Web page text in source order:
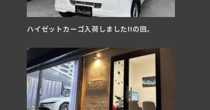
ハイゼットカーゴ入荷しました!!の回。